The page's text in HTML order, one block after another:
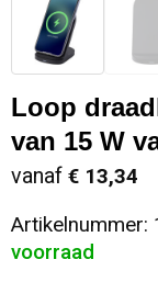
Snoepgoed
Spellen voor
Sport
Koeltassen
Koffers en
Laptop
Sweaters
T-Shirts
Vesten
Regenkleding
Schoenen
Loop
van 15 W
vanaf € 13,34
Artikelnummer:
voorraad